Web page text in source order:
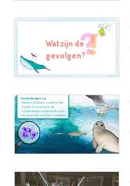
Wat zijn de
gevolgen?
Voedselkringloop
Plankton eet plastic omdat het lijkt
op eten. Zo komt het in de
voedselkringloop terecht. Als jij vis
eet, eet je dus misschien ook plastic.